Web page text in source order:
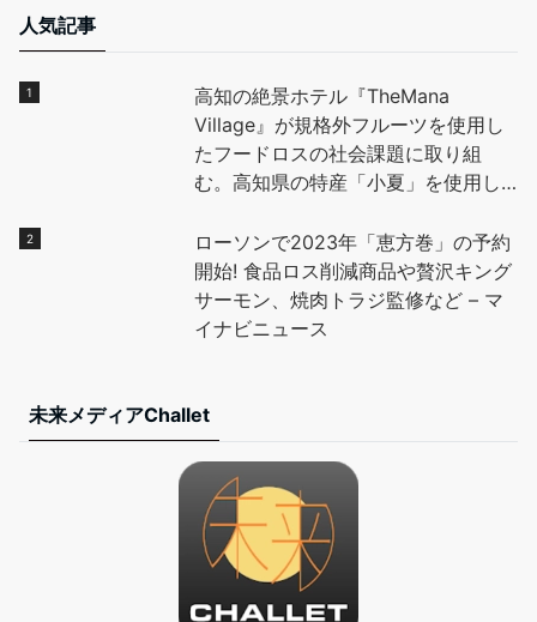
人気記事
高知の絶景ホテル『TheMana
Village』が規格外フルーツを使用し
たフードロスの社会課題に取り組
む。高知県の特産「小夏」を使用し
全国に魅力を発信。 – PR TIMES
ローソンで2023年「恵方巻」の予約
開始! 食品ロス削減商品や贅沢キング
サーモン、焼肉トラジ監修など – マ
イナビニュース
未来メディアChallet